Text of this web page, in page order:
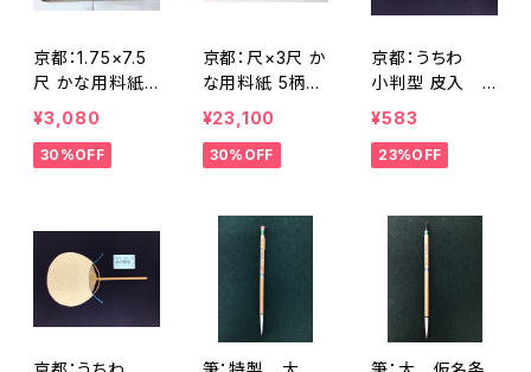
京都：1.75×7.5
尺 かな用料紙
本楮、流れ散雲
ボカシ 金銀砂子
振り <商品番
¥3,080
30%OFF
京都：尺×3尺 か
な用料紙 5柄5
枚入 特別限定
紙 <商品番号
2112>
¥23,100
30%OFF
京都：うちわ
小判型 皮入
楮紙 塗柄 <
¥583
23%OFF